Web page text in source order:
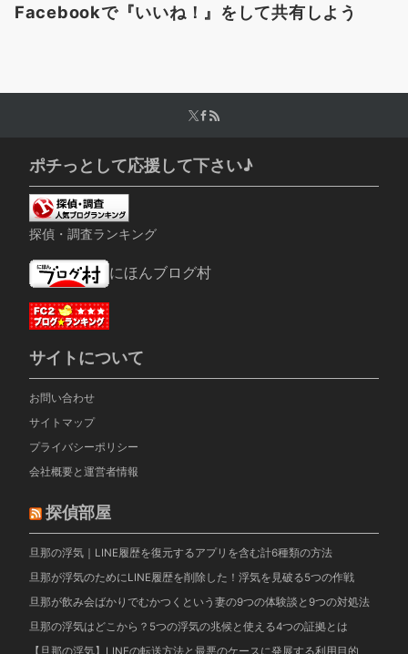
Facebookで『いいね！』をして共有しよう
ポチっとして応援して下さい♪
探偵・調査ランキング
にほんブログ村
サイトについて
お問い合わせ
サイトマップ
プライバシーポリシー
会社概要と運営者情報
探偵部屋
旦那の浮気｜LINE履歴を復元するアプリを含む計6種類の方法
旦那が浮気のためにLINE履歴を削除した！浮気を見破る5つの作戦
旦那が飲み会ばかりでむかつくという妻の9つの体験談と9つの対処法
旦那の浮気はどこから？5つの浮気の兆候と使える4つの証拠とは
【旦那の浮気】LINEの転送方法と最悪のケースに発展する利用目的